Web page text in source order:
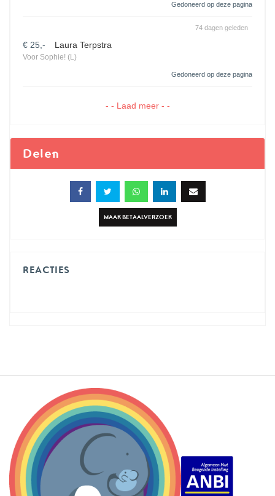
Gedoneerd op deze pagina
€ 25,- Laura Terpstra
Voor Sophie! (L)
74 dagen geleden
Gedoneerd op deze pagina
- - Laad meer - -
Delen
MAAK BETAALVERZOEK
REACTIES